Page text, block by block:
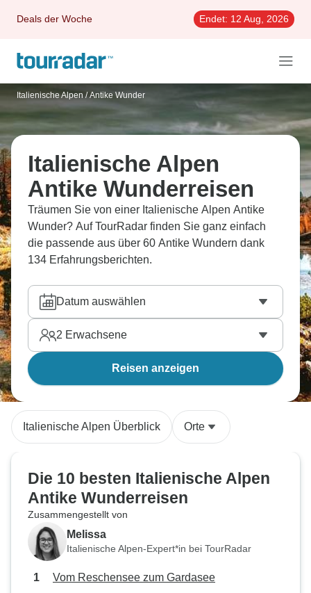
Deals der Woche Endet: 12 Aug, 2026
Italienische Alpen / Antike Wunder
Italienische Alpen
Antike Wunderreisen
Träumen Sie von einer Italienische Alpen Antike
Wunder? Auf TourRadar finden Sie ganz einfach
die passende aus über 60 Antike Wundern dank
134 Erfahrungsberichten.
Datum auswählen
2 Erwachsene
Reisen anzeigen
Italienische Alpen Überblick Orte
Die 10 besten Italienische Alpen
Antike Wunderreisen
Zusammengestellt von
Melissa
Italienische Alpen-Expert*in bei TourRadar
Vom Reschensee zum Gardasee